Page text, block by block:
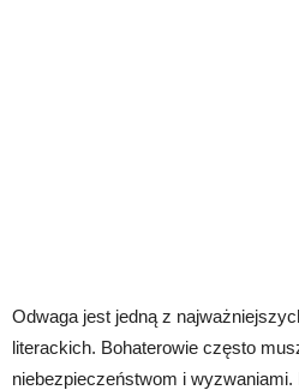
Odwaga jest jedną z
literackich. Bohaterowie często
niebezpieczeństwom i